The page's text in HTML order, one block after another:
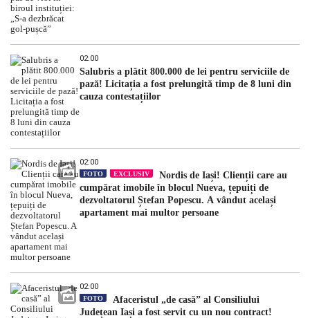
02:00
Salubris a plătit 800.000 de lei pentru serviciile de
pază! Licitația a fost prelungită timp de 8 luni din
cauza contestațiilor
02:00
FOTO EXCLUSIV
Nordis de Iași! Clienții care au
cumpărat imobile în blocul Nueva, țepuiți de
dezvoltatorul Ștefan Popescu. A vândut același
apartament mai multor persoane
02:00
FOTO
Afaceristul „de casă” al Consiliului
Județean Iași a fost servit cu un nou contract!